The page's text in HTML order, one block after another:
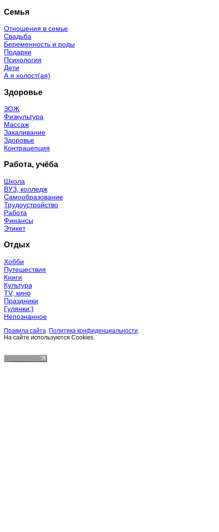
Семья
Отношения в семье
Свадьба
Беременность и роды
Подарки
Психология
Дети
А я холост(ая)
Здоровье
ЗОЖ
Физкультура
Массаж
Закаливание
Здоровье
Контрацепция
Работа, учёба
Школа
ВУЗ, колледж
Самообразование
Трудоустройство
Работа
Финансы
Этикет
Отдых
Хобби
Путешествия
Книги
Культура
TV, кино
Праздники
Гулянки:)
Непознанное
Правила сайта Политика конфиденциальности
На сайте используются Cookies.